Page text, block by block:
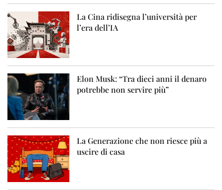
La Cina ridisegna l’università per
l’era dell’IA
Elon Musk: “Tra dieci anni il denaro
potrebbe non servire più”
La Generazione che non riesce più a
uscire di casa